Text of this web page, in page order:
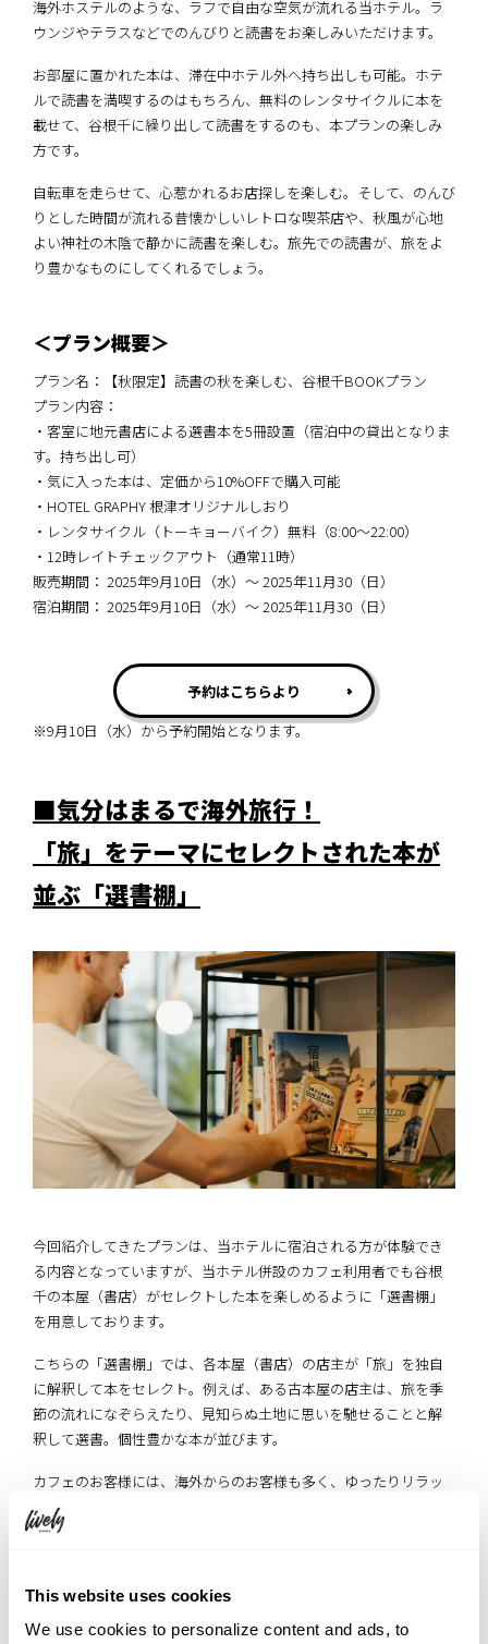
This website uses cookies
We use cookies to personalize content and ads, to
海外ホステルのような、ラフで自由な空気が流れる当ホテル。ラ
ウンジやテラスなどでのんびりと読書をお楽しみいただけます。
お部屋に置かれた本は、滞在中ホテル外へ持ち出しも可能。ホテ
ルで読書を満喫するのはもちろん、無料のレンタサイクルに本を
載せて、谷根千に繰り出して読書をするのも、本プランの楽しみ
方です。
自転車を走らせて、心惹かれるお店探しを楽しむ。そして、のんび
りとした時間が流れる昔懐かしいレトロな喫茶店や、秋風が心地
よい神社の木陰で静かに読書を楽しむ。旅先での読書が、旅をよ
り豊かなものにしてくれるでしょう。
＜プラン概要＞
プラン名：【秋限定】読書の秋を楽しむ、谷根千BOOKプラン
プラン内容：
・客室に地元書店による選書本を5冊設置（宿泊中の貸出となりま
す。持ち出し可）
・気に入った本は、定価から10%OFFで購入可能
・HOTEL GRAPHY 根津オリジナルしおり
・レンタサイクル（トーキョーバイク）無料（8:00〜22:00）
・12時レイトチェックアウト（通常11時）
販売期間： 2025年9月10日（水）～ 2025年11月30（日）
宿泊期間： 2025年9月10日（水）～ 2025年11月30（日）
予約はこちらより
※9月10日（水）から予約開始となります。
■気分はまるで海外旅行！
「旅」をテーマにセレクトされた本が
並ぶ「選書棚」
今回紹介してきたプランは、当ホテルに宿泊される方が体験でき
る内容となっていますが、当ホテル併設のカフェ利用者でも谷根
千の本屋（書店）がセレクトした本を楽しめるように「選書棚」
を用意しております。
こちらの「選書棚」では、各本屋（書店）の店主が「旅」を独自
に解釈して本をセレクト。例えば、ある古本屋の店主は、旅を季
節の流れになぞらえたり、見知らぬ土地に思いを馳せることと解
釈して選書。個性豊かな本が並びます。
カフェのお客様には、海外からのお客様も多く、ゆったりリラッ
クスできるような時間が流れています。時の流れを忘れて、コーヒ
ー片手に海外気分を味わいながら、読書をお楽しみください。